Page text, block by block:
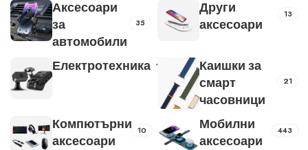
Аксесоари
за
автомобили
35
Други
аксесоари
13
Електротехника 48
Каишки за
смарт
часовници
21
Компютърни
аксесоари
10
Мобилни
аксесоари
443